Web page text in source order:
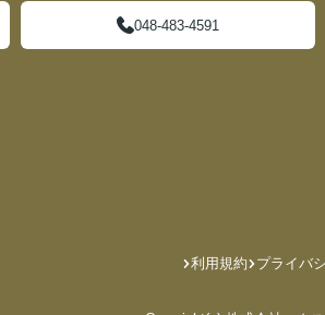
048-483-4591
利用規約 プライバ